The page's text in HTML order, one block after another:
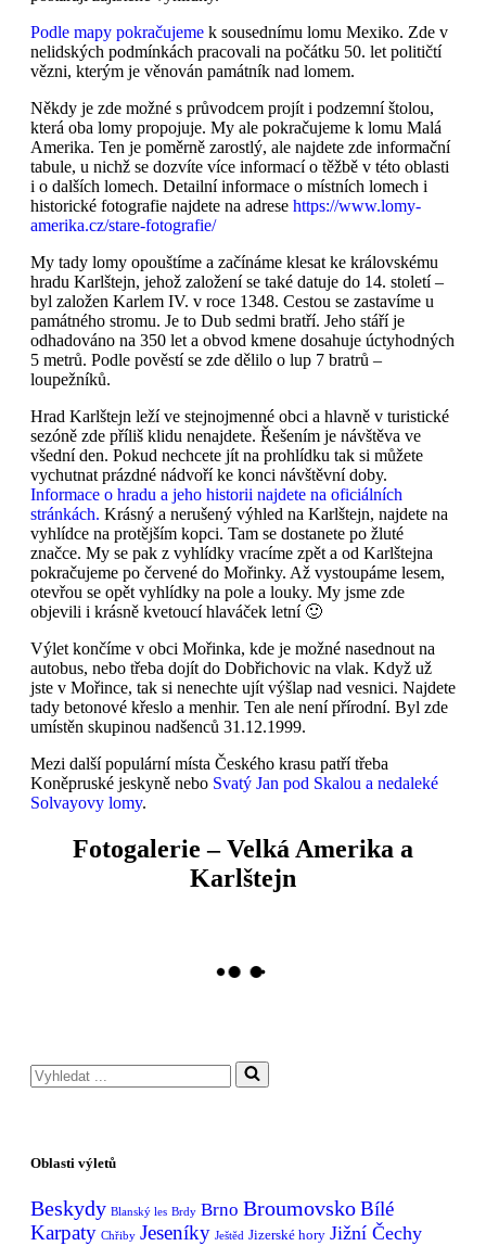
Podle mapy pokračujeme k sousednímu lomu Mexiko. Zde v
nelidských podmínkách pracovali na počátku 50. let političtí
vězni, kterým je věnován památník nad lomem.
Někdy je zde možné s průvodcem projít i podzemní štolou,
která oba lomy propojuje. My ale pokračujeme k lomu Malá
Amerika. Ten je poměrně zarostlý, ale najdete zde informační
tabule, u nichž se dozvíte více informací o těžbě v této oblasti
i o dalších lomech. Detailní informace o místních lomech i
historické fotografie najdete na adrese https://www.lomy-
amerika.cz/stare-fotografie/
My tady lomy opouštíme a začínáme klesat ke královskému
hradu Karlštejn, jehož založení se také datuje do 14. století –
byl založen Karlem IV. v roce 1348. Cestou se zastavíme u
památného stromu. Je to Dub sedmi bratří. Jeho stáří je
odhadováno na 350 let a obvod kmene dosahuje úctyhodných
5 metrů. Podle pověstí se zde dělilo o lup 7 bratrů –
loupežníků.
Hrad Karlštejn leží ve stejnojmenné obci a hlavně v turistické
sezóně zde příliš klidu nenajdete. Řešením je návštěva ve
všední den. Pokud nechcete jít na prohlídku tak si můžete
vychutnat prázdné nádvoří ke konci návštěvní doby.
Informace o hradu a jeho historii najdete na oficiálních
stránkách. Krásný a nerušený výhled na Karlštejn, najdete na
vyhlídce na protějším kopci. Tam se dostanete po žluté
značce. My se pak z vyhlídky vracíme zpět a od Karlštejna
pokračujeme po červené do Mořinky. Až vystoupáme lesem,
otevřou se opět vyhlídky na pole a louky. My jsme zde
objevili i krásně kvetoucí hlaváček letní 🙂
Výlet končíme v obci Mořinka, kde je možné nasednout na
autobus, nebo třeba dojít do Dobřichovic na vlak. Když už
jste v Mořince, tak si nenechte ujít výšlap nad vesnici. Najdete
tady betonové křeslo a menhir. Ten ale není přírodní. Byl zde
umístěn skupinou nadšenců 31.12.1999.
Mezi další populární místa Českého krasu patří třeba
Koněpruské jeskyně nebo Svatý Jan pod Skalou a nedaleké
Solvayovy lomy.
Fotogalerie – Velká Amerika a
Karlštejn
Oblasti výletů
Beskydy Blanský les Brdy Brno BroumovskoBílé
Karpaty Chřiby Jeseníky Ještěd Jizerské hory Jižní Čechy